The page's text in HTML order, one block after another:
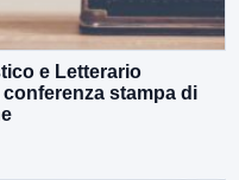
e Letterario
conferenza stampa di